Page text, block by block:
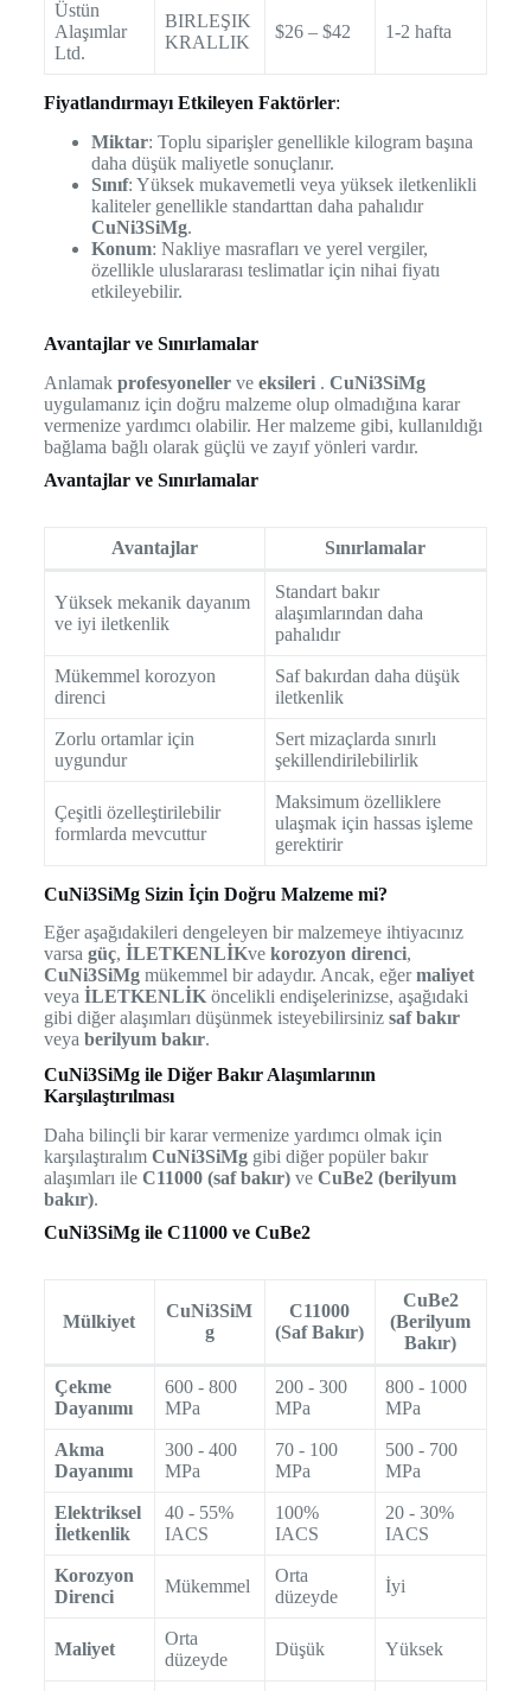
Üstün
Alaşımlar
Ltd.
BIRLEŞIK
KRALLIK
$26 – $42 1-2 hafta
Fiyatlandırmayı Etkileyen Faktörler:
Miktar: Toplu siparişler genellikle kilogram başına
daha düşük maliyetle sonuçlanır.
Sınıf: Yüksek mukavemetli veya yüksek iletkenlikli
kaliteler genellikle standarttan daha pahalıdır
CuNi3SiMg.
Konum: Nakliye masrafları ve yerel vergiler,
özellikle uluslararası teslimatlar için nihai fiyatı
etkileyebilir.
Avantajlar ve Sınırlamalar
Anlamak profesyonellerve eksileri. CuNi3SiMg
uygulamanız için doğru malzeme olup olmadığına karar
vermenize yardımcı olabilir. Her malzeme gibi, kullanıldığı
bağlama bağlı olarak güçlü ve zayıf yönleri vardır.
Avantajlar ve Sınırlamalar
Avantajlar Sınırlamalar
Yüksek mekanik dayanım
ve iyi iletkenlik
Standart bakır
alaşımlarından daha
pahalıdır
Mükemmel korozyon
direnci
Saf bakırdan daha düşük
iletkenlik
Zorlu ortamlar için
uygundur
Sert mizaçlarda sınırlı
şekillendirilebilirlik
Çeşitli özelleştirilebilir
formlarda mevcuttur
Maksimum özelliklere
ulaşmak için hassas işleme
gerektirir
CuNi3SiMg Sizin İçin Doğru Malzeme mi?
Eğer aşağıdakileri dengeleyen bir malzemeye ihtiyacınız
varsa güç, İLETKENLİKve korozyon direnci,
CuNi3SiMgmükemmel bir adaydır. Ancak, eğermaliyet
veya İLETKENLİKöncelikli endişelerinizse, aşağıdaki
gibi diğer alaşımları düşünmek isteyebilirsiniz saf bakır
veya berilyum bakır.
CuNi3SiMg ile Diğer Bakır Alaşımlarının
Karşılaştırılması
Daha bilinçli bir karar vermenize yardımcı olmak için
karşılaştıralım CuNi3SiMggibi diğer popüler bakır
alaşımları ile C11000 (saf bakır)ve CuBe2 (berilyum
bakır).
CuNi3SiMg ile C11000 ve CuBe2
Mülkiyet
CuNi3SiM
g
C11000
(Saf Bakır)
CuBe2
(Berilyum
Bakır)
Çekme
Dayanımı
600 - 800
MPa
200 - 300
MPa
800 - 1000
MPa
Akma
Dayanımı
300 - 400
MPa
70 - 100
MPa
500 - 700
MPa
Elektriksel
İletkenlik
40 - 55%
IACS
100%
IACS
20 - 30%
IACS
Korozyon
Direnci
Mükemmel
Orta
düzeyde
İyi
Maliyet
Orta
düzeyde
Düşük Yüksek